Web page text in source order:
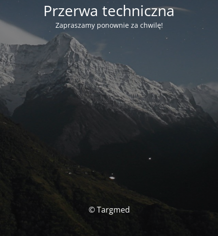
Przerwa techniczna
Zapraszamy ponownie za chwilę!
© Targmed